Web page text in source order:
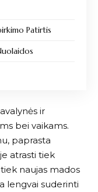
Patirtis
ir
bei vaikams.
paprasta
atrasti tiek
naujas mados
lengvai suderinti